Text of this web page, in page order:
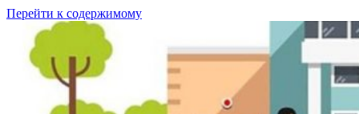
Перейти к содержимому